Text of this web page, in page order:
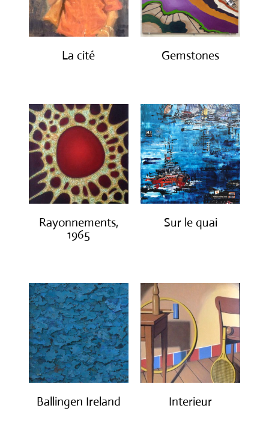
La cité Gemstones
Rayonnements,
1965
Sur le quai
Ballingen Ireland Interieur